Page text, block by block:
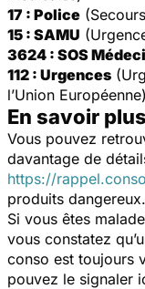
17 : Police
15 : SAMU
3624 : SOS
112 : Urgences
l’Union Européenne)
En savoir
Vous pouvez
davantage de
https://
produits dangereux.
Si vous êtes
vous constatez
conso est toujours
pouvez le signaler